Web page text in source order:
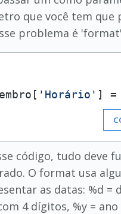
que você tem que
problema é
'Horário' ] =
código, tudo deve
O format usa
as datas: %d =
4 dígitos, %y =